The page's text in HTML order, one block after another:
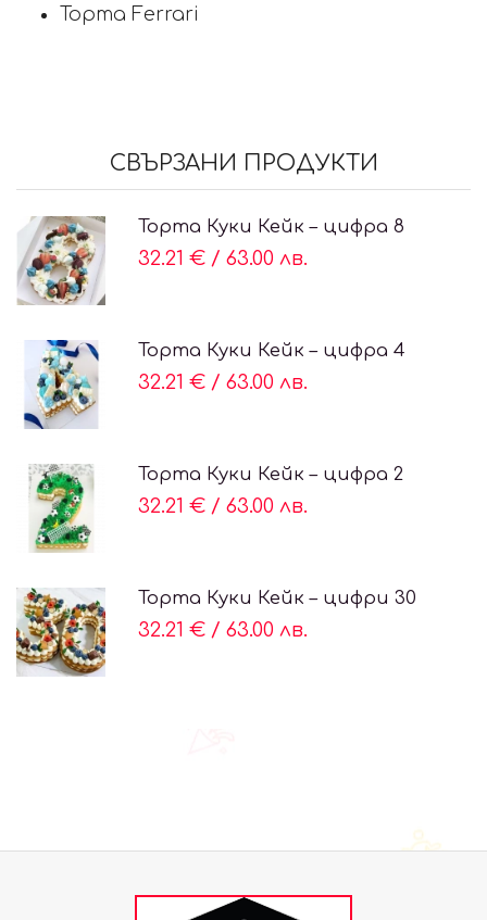
Торта Ferrari
СВЪРЗАНИ ПРОДУКТИ
Торта Куки Кейк – цифра 8
32.21 € / 63.00 лв.
Торта Куки Кейк – цифра 4
32.21 € / 63.00 лв.
Торта Куки Кейк – цифра 2
32.21 € / 63.00 лв.
Торта Куки Кейк – цифри 30
32.21 € / 63.00 лв.